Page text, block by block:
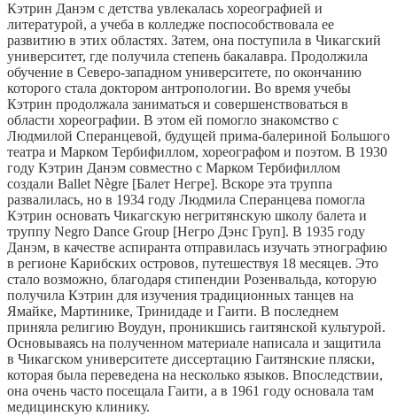
Кэтрин Данэм с детства увлекалась хореографией и
литературой, а учеба в колледже поспособствовала ее
развитию в этих областях. Затем, она поступила в Чикагский
университет, где получила степень бакалавра. Продолжила
обучение в Северо-западном университете, по окончанию
которого стала доктором антропологии. Во время учебы
Кэтрин продолжала заниматься и совершенствоваться в
области хореографии. В этом ей помогло знакомство с
Людмилой Сперанцевой, будущей прима-балериной Большого
театра и Марком Тербифиллом, хореографом и поэтом. В 1930
году Кэтрин Данэм совместно с Марком Тербифиллом
создали Ballet Nègre [Балет Негре]. Вскоре эта труппа
развалилась, но в 1934 году Людмила Сперанцева помогла
Кэтрин основать Чикагскую негритянскую школу балета и
труппу Negro Dance Group [Негро Дэнс Груп]. В 1935 году
Данэм, в качестве аспиранта отправилась изучать этнографию
в регионе Карибских островов, путешествуя 18 месяцев. Это
стало возможно, благодаря стипендии Розенвальда, которую
получила Кэтрин для изучения традиционных танцев на
Ямайке, Мартинике, Тринидаде и Гаити. В последнем
приняла религию Воудун, проникшись гаитянской культурой.
Основываясь на полученном материале написала и защитила
в Чикагском университете диссертацию Гаитянские пляски,
которая была переведена на несколько языков. Впоследствии,
она очень часто посещала Гаити, а в 1961 году основала там
медицинскую клинику.